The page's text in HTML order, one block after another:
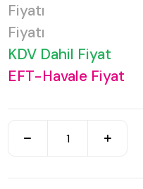
Fiyatı
Fiyatı
KDV Dahil Fiyat
EFT-Havale Fiyat